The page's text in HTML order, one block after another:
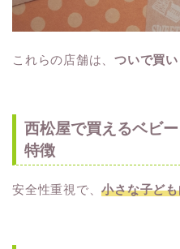
これらの店舗は、ついで買
西松屋で買えるベビ
特徴
安全性重視で、小さな子ど